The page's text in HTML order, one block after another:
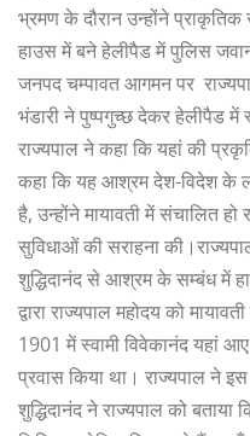
भ्रमण के दौरान उन्होंने प्राकृतिक
हाउस में बने हेलीपैड में पुलिस
जनपद चम्पावत आगमन पर
भंडारी ने पुष्पगुच्छ देकर हेलीपैड
राज्यपाल ने कहा कि यहां की
कहा कि यह आश्रम देश-विदेश के
है, उन्होंने मायावती में संचालित
सुविधाओं की सराहना
शुद्धिदानंद से आश्रम के सम्बंध में
द्वारा राज्यपाल महोदय को
1901 में स्वामी विवेकानंद यहां
प्रवास किया था। राज्यपाल ने
शुद्धिदानंद ने राज्यपाल को